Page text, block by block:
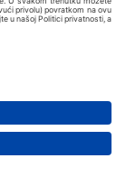
|GDPR i politike
kolačića